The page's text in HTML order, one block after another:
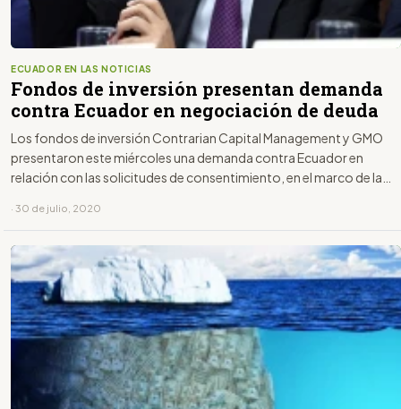
ECUADOR EN LAS NOTICIAS
Fondos de inversión presentan demanda
contra Ecuador en negociación de deuda
Los fondos de inversión Contrarian Capital Management y GMO
presentaron este miércoles una demanda contra Ecuador en
relación con las solicitudes de consentimiento, en el marco de la
ecuatoriano, que rechazó esa acción legal.
· 30 de julio, 2020